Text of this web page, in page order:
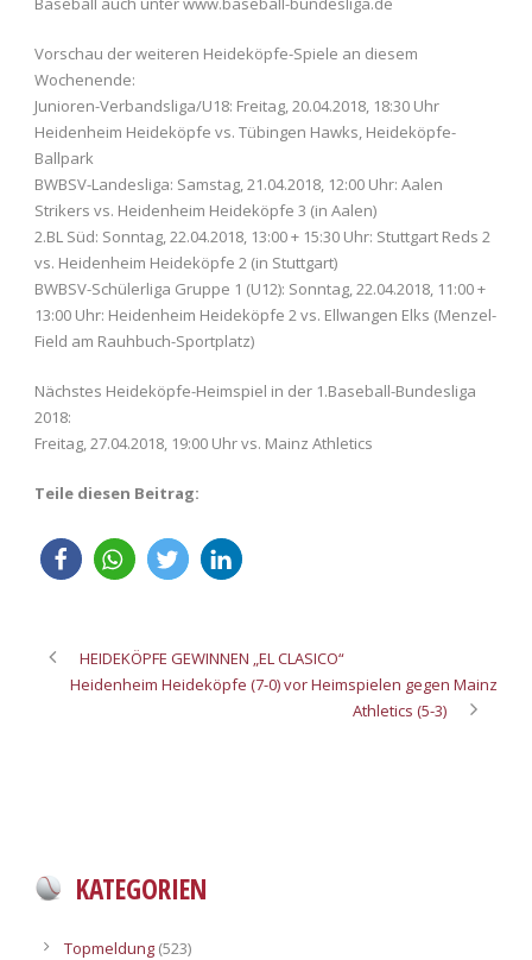
Vorschau der weiteren Heideköpfe-Spiele an diesem
Wochenende:
Junioren-Verbandsliga/U18: Freitag, 20.04.2018, 18:30 Uhr
Heidenheim Heideköpfe vs. Tübingen Hawks, Heideköpfe-
Ballpark
BWBSV-Landesliga: Samstag, 21.04.2018, 12:00 Uhr: Aalen
Strikers vs. Heidenheim Heideköpfe 3 (in Aalen)
2.BL Süd: Sonntag, 22.04.2018, 13:00 + 15:30 Uhr: Stuttgart Reds 2
vs. Heidenheim Heideköpfe 2 (in Stuttgart)
BWBSV-Schülerliga Gruppe 1 (U12): Sonntag, 22.04.2018, 11:00 +
13:00 Uhr: Heidenheim Heideköpfe 2 vs. Ellwangen Elks (Menzel-
Field am Rauhbuch-Sportplatz)
Nächstes Heideköpfe-Heimspiel in der 1.Baseball-Bundesliga
2018:
Freitag, 27.04.2018, 19:00 Uhr vs. Mainz Athletics
Teile diesen Beitrag:
HEIDEKÖPFE GEWINNEN „EL CLASICO“
Heidenheim Heideköpfe (7-0) vor Heimspielen gegen Mainz
Athletics (5-3)
KATEGORIEN
Topmeldung (523)